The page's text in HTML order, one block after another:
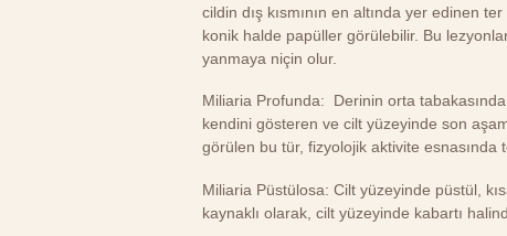
cildin dış kısmının en altında yer edinen
konik halde papüller görülebilir. Bu
yanmaya niçin olur.
Miliaria Profunda: Derinin orta
kendini gösteren ve cilt yüzeyinde son
görülen bu tür, fizyolojik aktivite
Miliaria Püstülosa: Cilt yüzeyinde püstül,
kaynaklı olarak, cilt yüzeyinde kabartı